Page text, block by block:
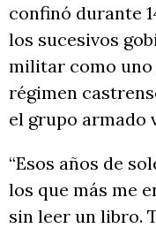
confinó durante
los sucesivos
militar como uno
régimen
el grupo armado
“Esos años de
los que más me
sin leer un libro.